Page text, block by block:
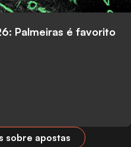
Palmeiras é favorito
sobre apostas